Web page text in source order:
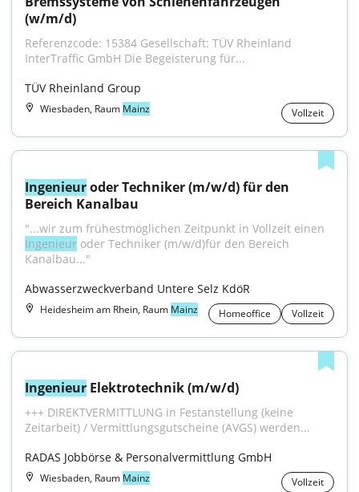
(w/m/d)
Referenzcode: 15384 Gesellschaft: TÜV Rheinland
InterTraffic GmbH Die Begeisterung für...
TÜV Rheinland Group
Wiesbaden, Raum Mainz Vollzeit
Ingenieur oder Techniker (m/w/d) für den
Bereich Kanalbau
Ingenieur oder Techniker (m/w/d)für den Bereich
Kanalbau..."
Abwasserzweckverband Untere Selz KdöR
Heidesheim am Rhein, Raum Mainz Homeoffice Vollzeit
Ingenieur Elektrotechnik (m/w/d)
+++ DIREKTVERMITTLUNG in Festanstellung (keine
Zeitarbeit) / Vermittlungsgutscheine (AVGS) werden...
RADAS Jobbörse & Personalvermittlung GmbH
Wiesbaden, Raum Mainz Vollzeit